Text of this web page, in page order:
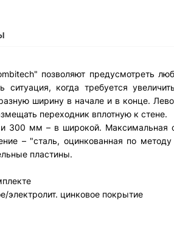
позволяют предусмотреть
ситуация, когда требуется
ширину в начале и в конце.
переходник вплотную к стене.
300 мм – в широкой. Максимальная
– "сталь, оцинкованная по методу
пластины.
электролит. цинковое покрытие